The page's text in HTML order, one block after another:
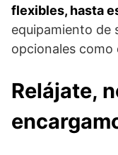
flexibles, hasta
equipamiento de
opcionales como
Relájate,